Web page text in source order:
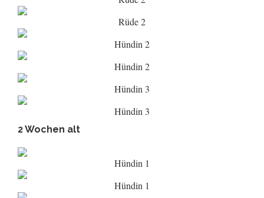
Rüde 2
Hündin 2
Hündin 2
Hündin 3
Hündin 3
2 Wochen alt
Hündin 1
Hündin 1